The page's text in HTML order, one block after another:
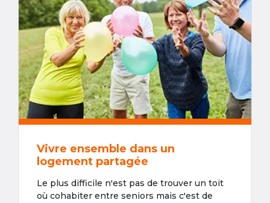
Vivre ensemble dans un
logement partagée
Le plus difficile n'est pas de trouver un toit
où cohabiter entre seniors mais c'est de